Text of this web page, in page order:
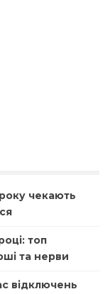
чекають
топ
та нерви
відключень